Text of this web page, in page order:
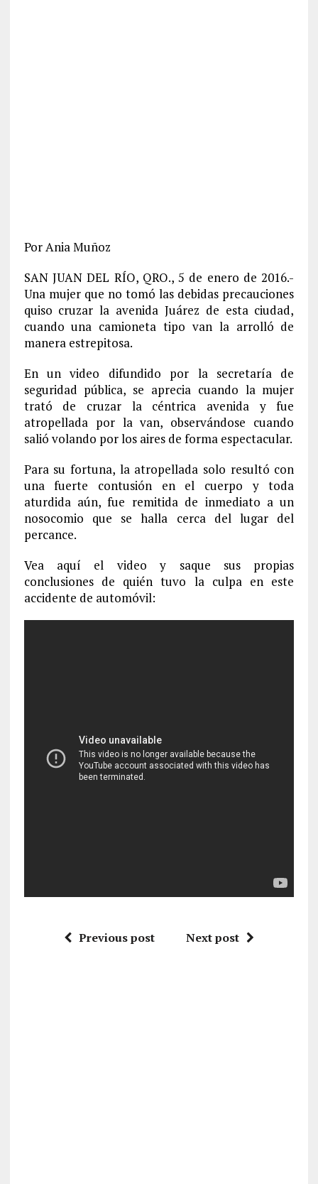
Por Ania Muñoz
SAN JUAN DEL RÍO, QRO., 5 de enero de 2016.-
Una mujer que no tomó las debidas precauciones
quiso cruzar la avenida Juárez de esta ciudad,
cuando una camioneta tipo van la arrolló de
manera estrepitosa.
En un video difundido por la secretaría de
seguridad pública, se aprecia cuando la mujer
trató de cruzar la céntrica avenida y fue
atropellada por la van, observándose cuando
salió volando por los aires de forma espectacular.
Para su fortuna, la atropellada solo resultó con
una fuerte contusión en el cuerpo y toda
aturdida aún, fue remitida de inmediato a un
nosocomio que se halla cerca del lugar del
percance.
Vea aquí el video y saque sus propias
conclusiones de quién tuvo la culpa en este
accidente de automóvil:
Previous post Next post